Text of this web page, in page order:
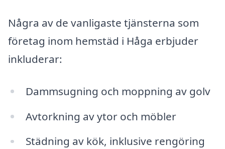
Några av de vanligaste tjänsterna som
företag inom hemstäd i Håga erbjuder
inkluderar:
Dammsugning och moppning av golv
Avtorkning av ytor och möbler
Städning av kök, inklusive rengöring